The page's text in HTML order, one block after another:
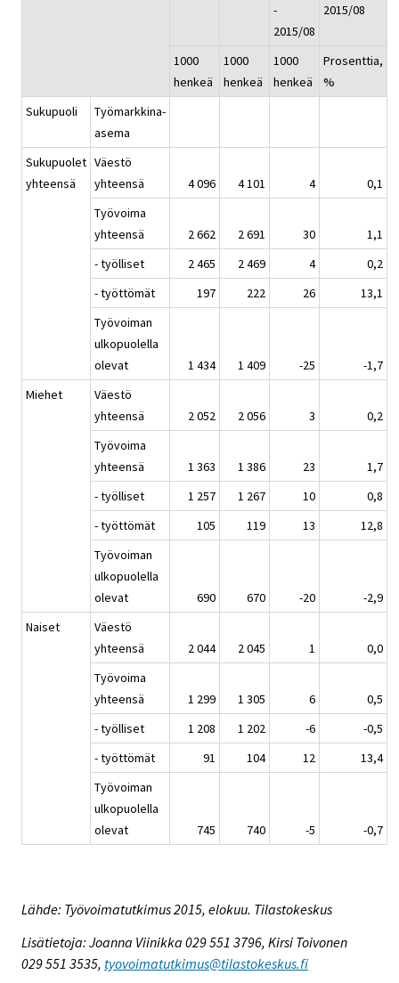
-
2015/08
2015/08
1000
henkeä
1000
henkeä
1000
henkeä
Prosenttia,
%
Sukupuoli
Työmarkkina-
asema
Sukupuolet
yhteensä
Väestö
yhteensä
4 096 4 101 4
0,1
Työvoima
yhteensä
2 662 2 691 30
1,1
- työlliset
2 465 2 469 4
0,2
- työttömät
197 222 26
13,1
Työvoiman
ulkopuolella
olevat
1 434 1 409 -25
-1,7
Miehet
Väestö
yhteensä
2 052 2 056 3
0,2
Työvoima
yhteensä
1 363 1 386 23
1,7
- työlliset
1 257 1 267 10
0,8
- työttömät
105 119 13
12,8
Työvoiman
ulkopuolella
olevat
690 670 -20
-2,9
Naiset
Väestö
yhteensä
2 044 2 045 1
0,0
Työvoima
yhteensä
1 299 1 305 6
0,5
- työlliset
1 208 1 202 -6
-0,5
- työttömät
91 104 12
13,4
Työvoiman
ulkopuolella
olevat
745 740 -5 -0,7
Lähde: Työvoimatutkimus 2015, elokuu. Tilastokeskus
Lisätietoja: Joanna Viinikka 029 551 3796, Kirsi Toivonen
029 551 3535, tyovoimatutkimus@tilastokeskus.fi